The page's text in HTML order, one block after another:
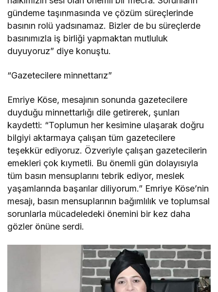
gündeme taşınmasında ve çözüm süreçlerinde
basının rolü yadsınamaz. Bizler de bu süreçlerde
basınımızla iş birliği yapmaktan mutluluk
duyuyoruz” diye konuştu.
“Gazetecilere minnettarız”
Emriye Köse, mesajının sonunda gazetecilere
duyduğu minnettarlığı dile getirerek, şunları
kaydetti: “Toplumun her kesimine ulaşarak doğru
bilgiyi aktarmaya çalışan tüm gazetecilere
teşekkür ediyoruz. Özveriyle çalışan gazetecilerin
emekleri çok kıymetli. Bu önemli gün dolayısıyla
tüm basın mensuplarını tebrik ediyor, meslek
yaşamlarında başarılar diliyorum.” Emriye Köse’nin
mesajı, basın mensuplarının bağımlılık ve toplumsal
sorunlarla mücadeledeki önemini bir kez daha
gözler önüne serdi.